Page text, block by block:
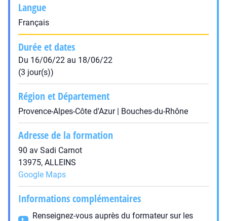
Langue
Français
Durée et dates
Du 16/06/22 au 18/06/22
(3 jour(s))
Région et Département
Provence-Alpes-Côte d'Azur | Bouches-du-Rhône
Adresse de la formation
90 av Sadi Carnot
13975, ALLEINS
Google Maps
Informations complémentaires
Renseignez-vous auprès du formateur sur les